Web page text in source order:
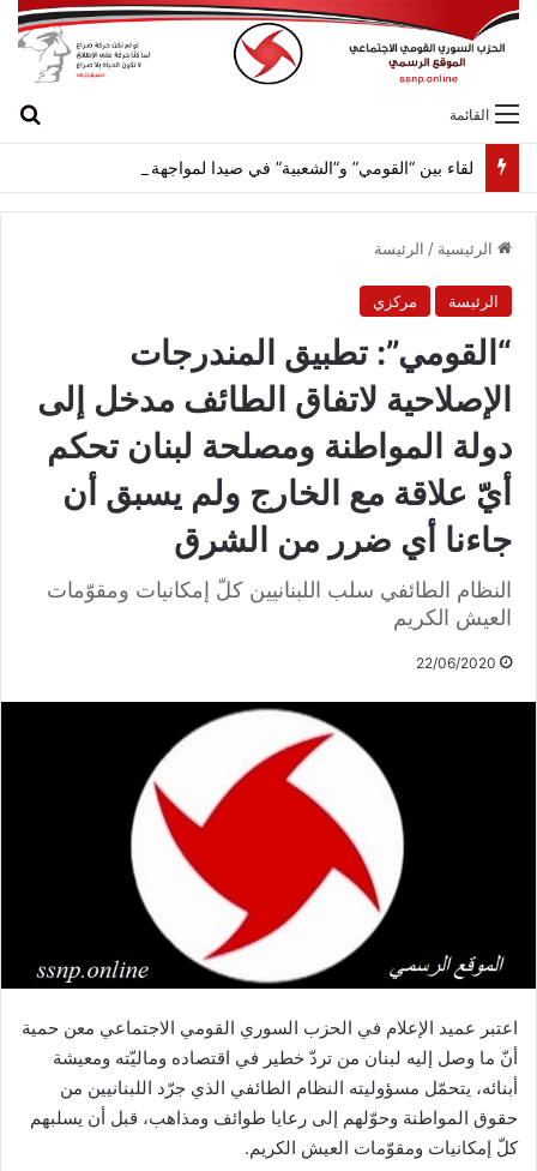
القائمة
الرئيسية / الرئيسة
الرئيسة مركزي
“القومي”: تطبيق المندرجات
الإصلاحية لاتفاق الطائف مدخل إلى
دولة المواطنة ومصلحة لبنان تحكم
أيّ علاقة مع الخارج ولم يسبق أن
جاءنا أي ضرر من الشرق
النظام الطائفي سلب اللبنانيين كلّ إمكانيات ومقوّمات
العيش الكريم
22/06/2020
اعتبر عميد الإعلام في الحزب السوري القومي الاجتماعي معن حمية
أنّ ما وصل إليه لبنان من تردّ خطير في اقتصاده وماليّته ومعيشة
أبنائه، يتحمّل مسؤوليته النظام الطائفي الذي جرّد اللبنانيين من
حقوق المواطنة وحوّلهم إلى رعايا طوائف ومذاهب، قبل أن يسلبهم
كلّ إمكانيات ومقوّمات العيش الكريم.